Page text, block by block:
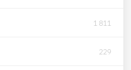
1 811
229